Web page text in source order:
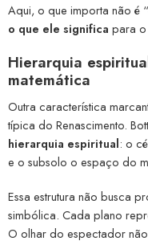
Aqui, o que importa não é
o que ele significa para o
Hierarquia
matemática
Outra característica
típica do Renascimento.
hierarquia espiritual: o
e o subsolo o espaço do
Essa estrutura não busca
simbólica. Cada plano
O olhar do espectador